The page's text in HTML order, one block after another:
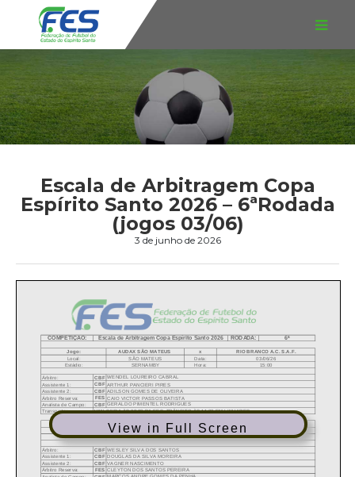
Escala de Arbitragem Copa
Espírito Santo 2026 – 6ªRodada
(jogos 03/06)
3 de junho de 2026
View in Full Screen